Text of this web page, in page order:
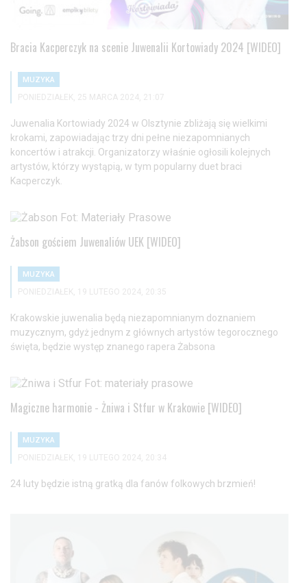
Bracia Kacperczyk na scenie Juwenalii Kortowiady 2024 [WIDEO]
MUZYKA
PONIEDZIAŁEK, 25 MARCA 2024, 21:07
Juwenalia Kortowiady 2024 w Olsztynie zbliżają się wielkimi
krokami, zapowiadając trzy dni pełne niezapomnianych
koncertów i atrakcji. Organizatorzy właśnie ogłosili kolejnych
artystów, którzy wystąpią, w tym popularny duet braci
Kacperczyk.
Żabson gościem Juwenaliów UEK [WIDEO]
MUZYKA
PONIEDZIAŁEK, 19 LUTEGO 2024, 20:35
Krakowskie juwenalia będą niezapomnianym doznaniem
muzycznym, gdyż jednym z głównych artystów tegorocznego
święta, będzie występ znanego rapera Żabsona
Magiczne harmonie - Żniwa i Stfur w Krakowie [WIDEO]
MUZYKA
PONIEDZIAŁEK, 19 LUTEGO 2024, 20:34
24 luty będzie istną gratką dla fanów folkowych brzmień!